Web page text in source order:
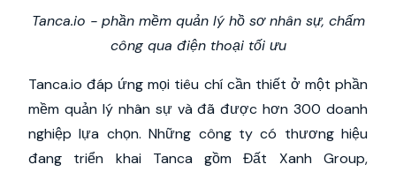
Tanca.io - phần mềm quản lý hồ sơ nhân sự, chấm
công qua điện thoại tối ưu
Tanca.io đáp ứng mọi tiêu chí cần thiết ở một phần
mềm quản lý nhân sự và đã được hơn 300 doanh
nghiệp lựa chọn. Những công ty có thương hiệu
đang triển khai Tanca gồm Đất Xanh Group,